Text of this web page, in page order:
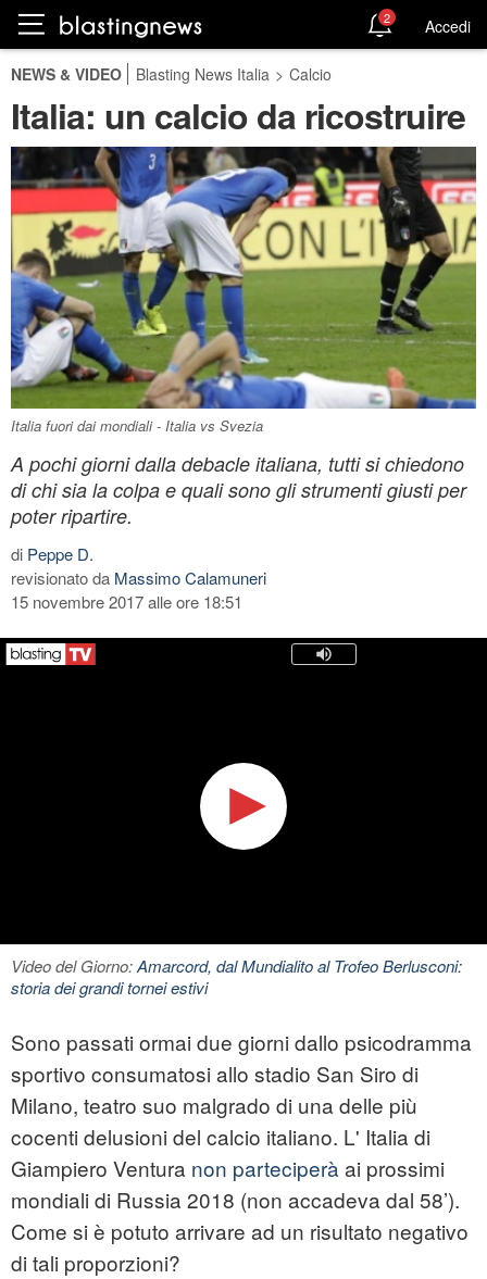
2 Accedi
NEWS & VIDEO Blasting News Italia > Calcio
Italia: un calcio da ricostruire
Italia fuori dai mondiali - Italia vs Svezia
A pochi giorni dalla debacle italiana, tutti si chiedono
di chi sia la colpa e quali sono gli strumenti giusti per
poter ripartire.
di Peppe D.
revisionato da Massimo Calamuneri
15 novembre 2017 alle ore 18:51
Video del Giorno:Amarcord, dal Mundialito al Trofeo Berlusconi:
storia dei grandi tornei estivi
Sono passati ormai due giorni dallo psicodramma
sportivo consumatosi allo stadio San Siro di
Milano, teatro suo malgrado di una delle più
cocenti delusioni del calcio italiano. L' Italia di
Giampiero Ventura non parteciperà ai prossimi
mondiali di Russia 2018 (non accadeva dal 58’).
Come si è potuto arrivare ad un risultato negativo
di tali proporzioni?